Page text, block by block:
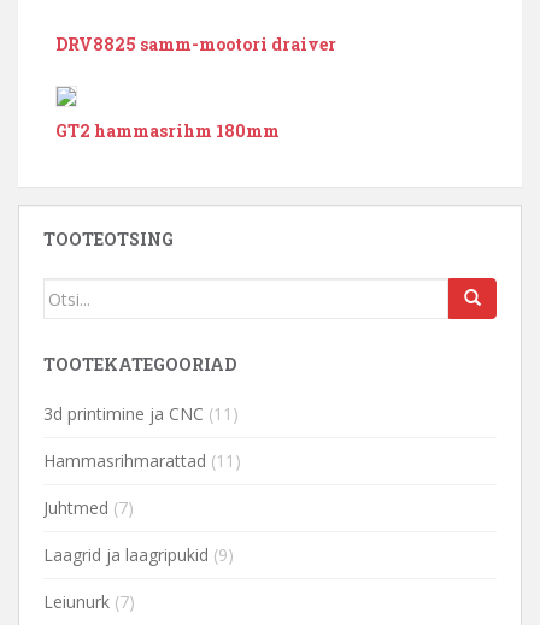
DRV8825 samm-mootori draiver
GT2 hammasrihm 180mm
TOOTEOTSING
TOOTEKATEGOORIAD
3d printimine ja CNC (11)
Hammasrihmarattad (11)
Juhtmed (7)
Laagrid ja laagripukid (9)
Leiunurk (7)